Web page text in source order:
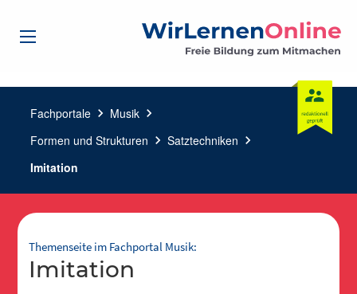
Fachportale chevron_right Musik chevron_right
Formen und Strukturen chevron_right Satztechniken chevron_right
Imitation
Themenseite im Fachportal Musik:
Imitation